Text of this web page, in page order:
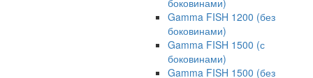
боковинами)
Gamma FISH 1200 (без
боковинами)
Gamma FISH 1500 (с
боковинами)
Gamma FISH 1500 (без